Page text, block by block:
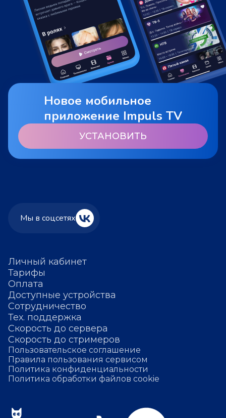
Новое мобильное
приложение Impuls TV
УСТАНОВИТЬ
Личный кабинет
Тарифы
Оплата
Доступные устройства
Сотрудничество
Тех. поддержка
Скорость до сервера
Скорость до стримеров
Пользовательское соглашение
Правила пользования сервисом
Политика конфиденциальности
Политика обработки файлов cookie
Мы в соцсетях